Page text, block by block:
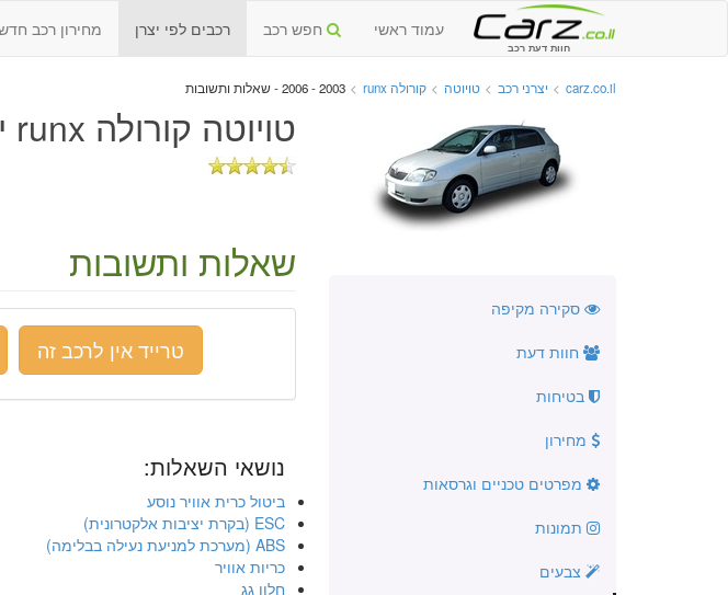
חוות דעת רכב
עמוד ראשי חפש רכב רכבים לפי יצרן מחירון רכב
carz.co.il
> יצרני רכב > טויוטה > קורולה runx > 2003 - 2006 - שאלות ותשובות
טויוטה קורולה runx יד שנייה 2003 - 2006
סקירה מקיפה
חוות דעת
בטיחות
מחירון
מפרטים טכניים וגרסאות
תמונות
צבעים
שאלות ותשובות
טרייד אין לרכב זה
נושאי השאלות:
ביטול כרית אוויר נוסע
ESC (בקרת יציבות אלקטרונית)
ABS (מערכת למניעת נעילה בבלימה)
כריות אוויר
חלון גג